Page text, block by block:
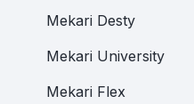
Mekari Desty
Mekari University
Mekari Flex